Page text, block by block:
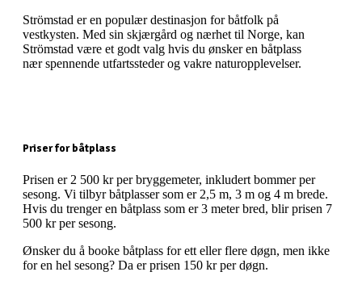
Strömstad er en populær destinasjon for båtfolk på
vestkysten. Med sin skjærgård og nærhet til Norge, kan
Strömstad være et godt valg hvis du ønsker en båtplass
nær spennende utfartssteder og vakre naturopplevelser.
Priser for båtplass
Prisen er 2 500 kr per bryggemeter, inkludert bommer per
sesong. Vi tilbyr båtplasser som er 2,5 m, 3 m og 4 m brede.
Hvis du trenger en båtplass som er 3 meter bred, blir prisen 7
500 kr per sesong.
Ønsker du å booke båtplass for ett eller flere døgn, men ikke
for en hel sesong? Da er prisen 150 kr per døgn.